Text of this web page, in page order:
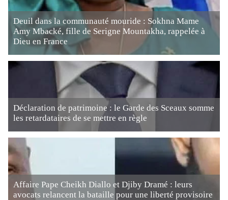
Deuil dans la communauté mouride : Sokhna Mame
Amy Mbacké, fille de Serigne Mountakha, rappelée à
Dieu en France
Déclaration de patrimoine : le Garde des Sceaux somme
les retardataires de se mettre en règle
Affaire Pape Cheikh Diallo et Djiby Dramé : leurs
avocats relancent la bataille pour une liberté provisoire